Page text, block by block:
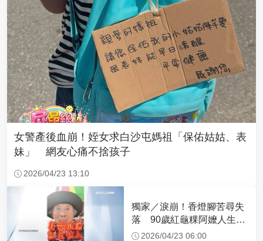
女警產後血崩！姪女求白沙屯媽祖「保佑姑姑、表
妹」 網友心痛不捨孩子
2026/04/23 13:10
獨家／淚崩！香燈腳苦尋失
落 90歲紅龜粿阿嬤人生謝
幕2026/04/23 06:00